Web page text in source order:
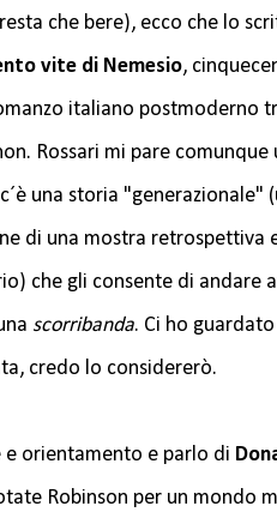
che bere), ecco che lo
vite di Nemesio,
italiano postmoderno
Rossari mi pare
una storia "generazionale"
di una mostra retrospettiva
che gli consente di andare
scorribanda. Ci ho
credo lo considererò.
e orientamento e parlo di
Robinson per un mondo